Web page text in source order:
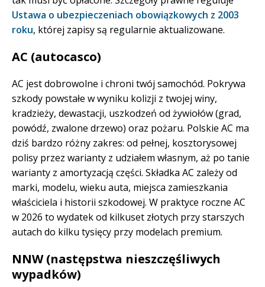
Ustawa o ubezpieczeniach obowiązkowych z 2003
roku, której zapisy są regularnie aktualizowane.
AC (autocasco)
AC jest dobrowolne i chroni twój samochód. Pokrywa
szkody powstałe w wyniku kolizji z twojej winy,
kradzieży, dewastacji, uszkodzeń od żywiołów (grad,
powódź, zwalone drzewo) oraz pożaru. Polskie AC ma
dziś bardzo różny zakres: od pełnej, kosztorysowej
polisy przez warianty z udziałem własnym, aż po tanie
warianty z amortyzacją części. Składka AC zależy od
marki, modelu, wieku auta, miejsca zamieszkania
właściciela i historii szkodowej. W praktyce roczne AC
w 2026 to wydatek od kilkuset złotych przy starszych
autach do kilku tysięcy przy modelach premium.
NNW (następstwa nieszczęśliwych
wypadków)